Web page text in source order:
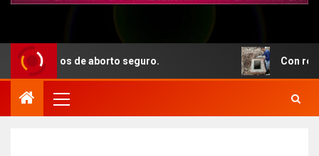
de aborto seguro. Con recursos del